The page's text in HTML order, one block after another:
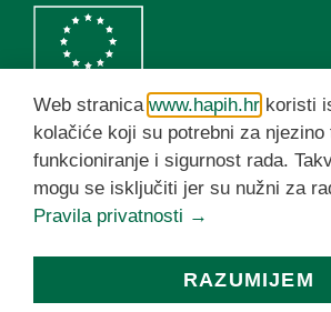
HAPIH YouTube kanal
Web stranica www.hapih.hr koristi
kolačiće koji su potrebni za njezino
funkcioniranje i sigurnost rada.
mogu se isključiti jer su nužni za
Pravila privatnosti →
RAZUMIJEM